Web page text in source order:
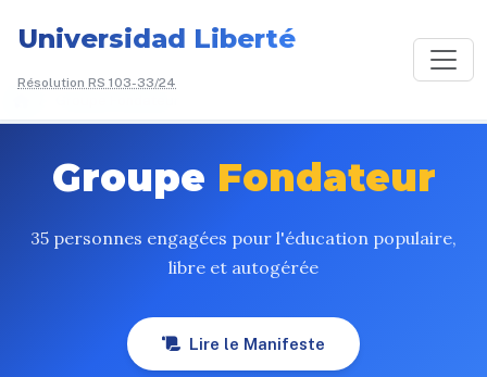
Universidad Liberté
Résolution RS 103-33/24
Groupe Fondateur
35 personnes engagées pour l'éducation populaire,
libre et autogérée
Lire le Manifeste